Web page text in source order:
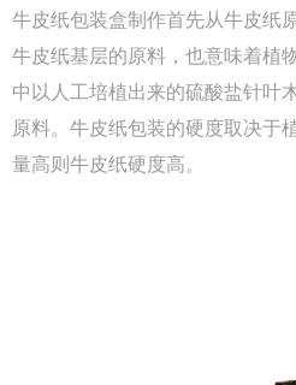
牛皮纸包装盒制作首先从牛皮纸
牛皮纸基层的原料，也意味着植
中以人工培植出来的硫酸盐针叶
原料。牛皮纸包装的硬度取决于
量高则牛皮纸硬度高。